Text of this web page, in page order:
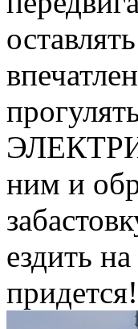
ним и
ездить
придется!